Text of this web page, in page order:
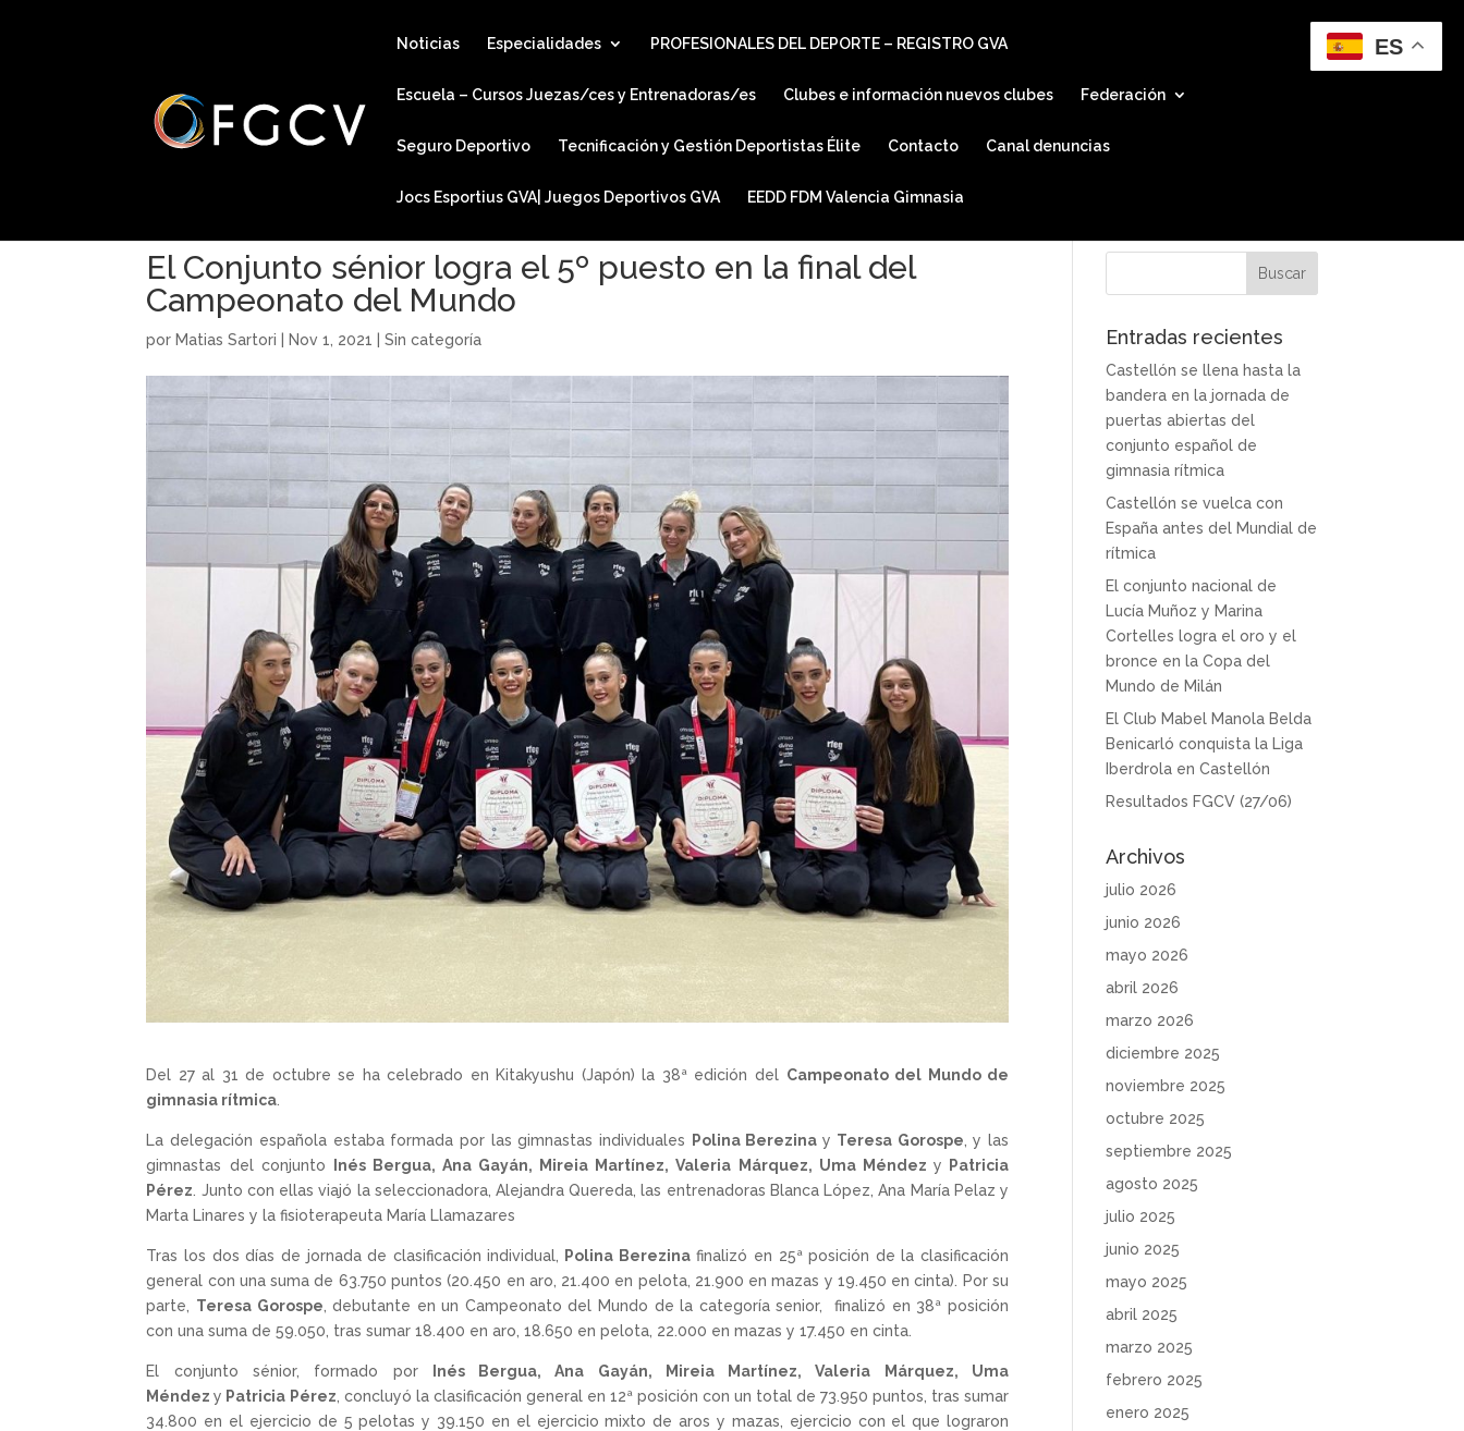
Noticias Especialidades PROFESIONALES DEL DEPORTE – REGISTRO GVA
Escuela – Cursos Juezas/ces y Entrenadoras/es Clubes e información nuevos clubes Federación
Seguro Deportivo Tecnificación y Gestión Deportistas Élite Contacto Canal denuncias
Jocs Esportius GVA| Juegos Deportivos GVA EEDD FDM Valencia Gimnasia
El Conjunto sénior logra el 5º puesto en la final del
Campeonato del Mundo
por Matias Sartori Nov 1, 2021 |Sin categoría
Del 27 al 31 de octubre se ha celebrado en Kitakyushu (Japón) la 38ª edición del Campeonato del Mundo de
gimnasia rítmica
La delegación española estaba formada por las gimnastas individuales Polina Berezinay Teresa Gorospe , y las
gimnastas del conjunto
Inés Bergua, Ana Gayán, Mireia Martínez, Valeria Márquez, Uma Méndez y Patricia
Pérez . Junto con ellas viajó la seleccionadora, Alejandra Quereda, las entrenadoras Blanca López, Ana María Pelaz y
Marta Linares y la fisioterapeuta María Llamazares
Tras los dos días de jornada de clasificación individual, Polina Berezinafinalizó en 25ª posición de la clasificación
general con una suma de 63.750 puntos (20.450 en aro, 21.400 en pelota, 21.900 en mazas y 19.450 en cinta). Por su
parte, Teresa Gorospe , debutante en un Campeonato del Mundo de la categoría senior, finalizó en 38ª posición
con una suma de 59.050, tras sumar 18.400 en aro, 18.650 en pelota, 22.000 en mazas y 17.450 en cinta.
El conjunto sénior, formado por
Inés Bergua, Ana Gayán, Mireia Martínez, Valeria Márquez, Uma
Méndezy Patricia Pérez , concluyó la clasificación general en 12ª posición con un total de 73.950 puntos, tras sumar
34.800 en el ejercicio de 5 pelotas y 39.150 en el ejercicio mixto de aros y mazas, ejercicio con el que lograron
Entradas recientes
Castellón se llena hasta la
bandera en la jornada de
puertas abiertas del
conjunto español de
gimnasia rítmica
Castellón se vuelca con
España antes del Mundial de
rítmica
El conjunto nacional de
Lucía Muñoz y Marina
Cortelles logra el oro y el
bronce en la Copa del
Mundo de Milán
El Club Mabel Manola Belda
Benicarló conquista la Liga
Iberdrola en Castellón
Resultados FGCV (27/06)
Archivos
julio 2026
junio 2026
mayo 2026
abril 2026
marzo 2026
diciembre 2025
noviembre 2025
octubre 2025
septiembre 2025
agosto 2025
julio 2025
junio 2025
mayo 2025
abril 2025
marzo 2025
febrero 2025
enero 2025
ES